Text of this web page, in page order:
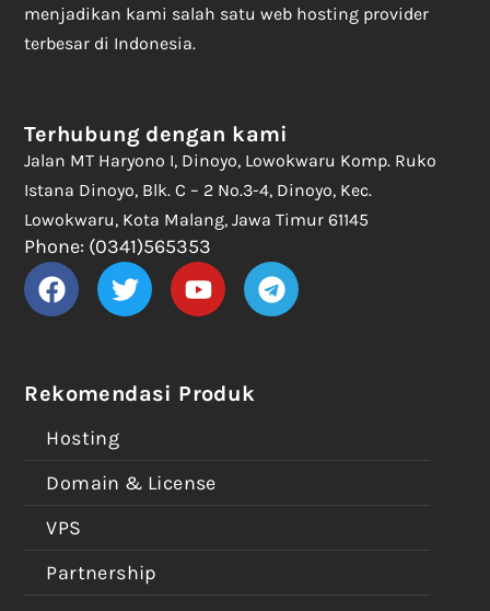
menjadikan kami salah satu web hosting provider
terbesar di Indonesia.
Rekomendasi Produk
Hosting
Domain & License
VPS
Partnership
Terhubung dengan kami
Jalan MT Haryono I, Dinoyo, Lowokwaru Komp. Ruko
Istana Dinoyo, Blk. C – 2 No.3-4, Dinoyo, Kec.
Lowokwaru, Kota Malang, Jawa Timur 61145
Phone: (0341)565353